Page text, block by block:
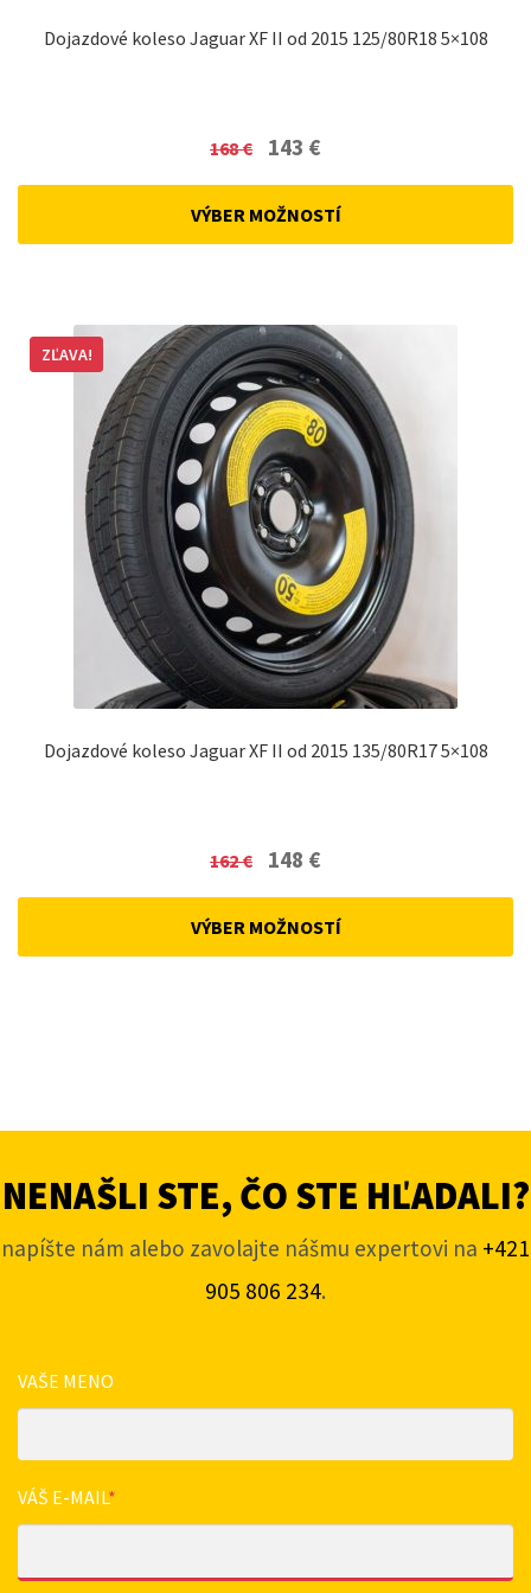
Dojazdové koleso Jaguar XF II od 2015 125/80R18 5×108
168€
Original
was:
143 €Current
VÝBER MOŽNOSTÍ
Dojazdové koleso Jaguar XF II od 2015 135/80R17 5×108
ZĽAVA!
162€
Original
was:
148 €Current
VÝBER MOŽNOSTÍ
NENAŠLI STE, ČO STE HĽADALI?
napíšte nám alebo zavolajte nášmu expertovi na +421
905 806 234.
VAŠE MENO
VÁŠ E-MAIL*